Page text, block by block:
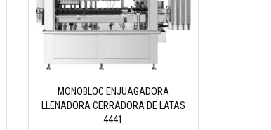
MONOBLOC ENJUAGADORA
LLENADORA CERRADORA DE LATAS
4441